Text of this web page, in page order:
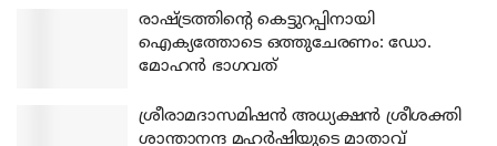
രാഷ്ട്രത്തിന്റെ കെട്ടുറപ്പിനായി
ഐക്യത്തോടെ ഒത്തുചേരണം: ഡോ.
മോഹന്‍ ഭാഗവത്
ശ്രീരാമദാസമിഷന്‍ അധ്യക്ഷന്‍ ശ്രീശക്തി
ശാന്താനന്ദ മഹര്‍ഷിയുടെ മാതാവ്